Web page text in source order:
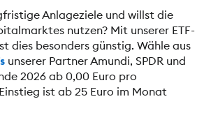
Anlageziele und willst die
nutzen? Mit unserer ETF-
dies besonders günstig. Wähle aus
unserer Partner Amundi, SPDR und
2026 ab 0,00 Euro pro
ist ab 25 Euro im Monat